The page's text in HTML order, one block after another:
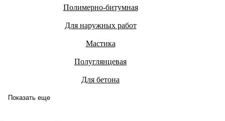
Полимерно-битумная
Для наружных работ
Мастика
Полуглянцевая
Для бетона
Показать еще